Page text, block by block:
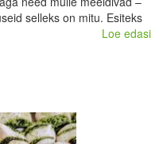
selleks on mitu. Esiteks
Loe edasi